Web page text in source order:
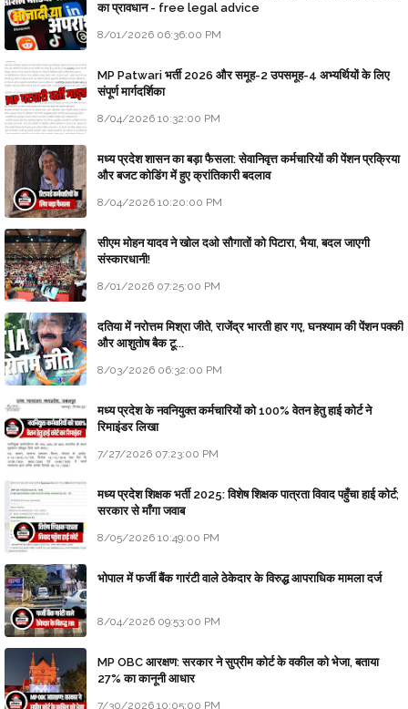
का प्रावधान - free legal advice
8/01/2026 06:36:00 PM
MP Patwari भर्ती 2026 और समूह-2 उपसमूह-4 अभ्यर्थियों के लिए
संपूर्ण मार्गदर्शिका
8/04/2026 10:32:00 PM
मध्य प्रदेश शासन का बड़ा फैसला: सेवानिवृत्त कर्मचारियों की पेंशन प्रक्रिया
और बजट कोडिंग में हुए क्रांतिकारी बदलाव
8/04/2026 10:20:00 PM
सीएम मोहन यादव ने खोल दओ सौगातों को पिटारा, भैया, बदल जाएगी
संस्कारधानी!
8/01/2026 07:25:00 PM
दतिया में नरोत्तम मिश्रा जीते, राजेंद्र भारती हार गए, घनश्याम की पेंशन पक्की
और आशुतोष बैक टू...
8/03/2026 06:32:00 PM
मध्य प्रदेश के नवनियुक्त कर्मचारियों को 100% वेतन हेतु हाई कोर्ट ने
रिमाइंडर लिखा
7/27/2026 07:23:00 PM
मध्य प्रदेश शिक्षक भर्ती 2025: विशेष शिक्षक पात्रता विवाद पहुँचा हाई कोर्ट;
सरकार से माँगा जवाब
8/05/2026 10:49:00 PM
भोपाल में फर्जी बैंक गारंटी वाले ठेकेदार के विरुद्ध आपराधिक मामला दर्ज
8/04/2026 09:53:00 PM
MP OBC आरक्षण: सरकार ने सुप्रीम कोर्ट के वकील को भेजा, बताया
27% का कानूनी आधार
7/30/2026 10:05:00 PM